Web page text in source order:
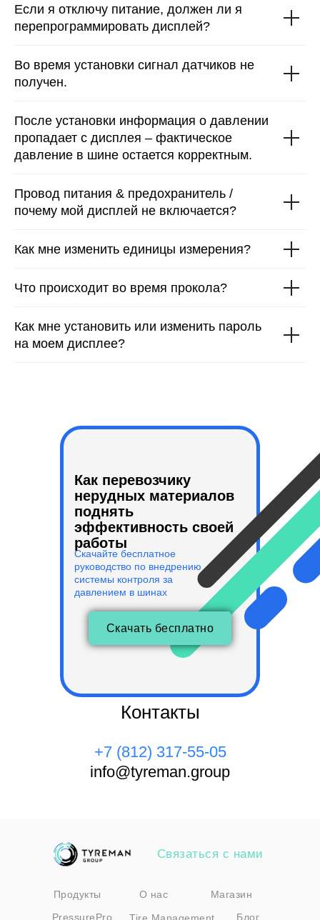
Если я отключу питание, должен ли я
перепрограммировать дисплей?
Во время установки сигнал датчиков не
получен.
После установки информация о давлении
пропадает с дисплея – фактическое
давление в шине остается корректным.
Провод питания & предохранитель /
почему мой дисплей не включается?
Как мне изменить единицы измерения?
Что происходит во время прокола?
Как мне установить или изменить пароль
на моем дисплее?
Скачать бесплатно
Скачайте бесплатное
руководство по внедрению
системы контроля за
давлением в шинах
Как перевозчику
нерудных материалов
поднять
эффективность своей
работы
Контакты
+7 (812) 317-55-05
info@tyreman.group
Продукты О нас
Tire Management Блог
Магазин
PressurePro
Связаться с нами